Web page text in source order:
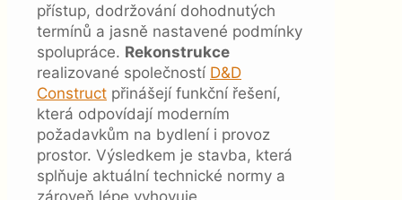
přístup, dodržování dohodnutých
termínů a jasně nastavené podmínky
spolupráce. Rekonstrukce
realizované společností D&D
Construct přinášejí funkční řešení,
která odpovídají moderním
požadavkům na bydlení i provoz
prostor. Výsledkem je stavba, která
splňuje aktuální technické normy a
zároveň lépe vyhovuje